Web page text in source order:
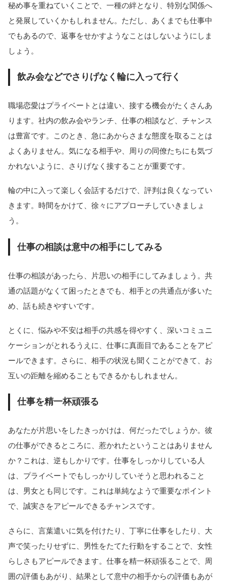
秘め事を重ねていくことで、一種の絆となり、特別な関係へ
と発展していくかもしれません。ただし、あくまでも仕事中
でもあるので、返事をせかすようなことはしないようにしま
しょう。
飲み会などでさりげなく輪に入って行く
職場恋愛はプライベートとは違い、接する機会がたくさんあ
ります。社内の飲み会やランチ、仕事の相談など、チャンス
は豊富です。このとき、急にあからさまな態度を取ることは
よくありません。気になる相手や、周りの同僚たちにも気づ
かれないように、さりげなく接することが重要です。
輪の中に入って楽しく会話するだけで、評判は良くなってい
きます。時間をかけて、徐々にアプローチしていきましょ
う。
仕事の相談は意中の相手にしてみる
仕事の相談があったら、片思いの相手にしてみましょう。共
通の話題がなくて困ったときでも、相手との共通点が多いた
め、話も続きやすいです。
とくに、悩みや不安は相手の共感を得やすく、深いコミュニ
ケーションがとれるうえに、仕事に真面目であることをアピ
ールできます。さらに、相手の状況も聞くことができて、お
互いの距離を縮めることもできるかもしれません。
仕事を精一杯頑張る
あなたが片思いをしたきっかけは、何だったでしょうか。彼
の仕事ができるところに、惹かれたということはありません
か？これは、逆もしかりです。仕事をしっかりしている人
は、プライベートでもしっかりしていそうと思われること
は、男女とも同じです。これは単純なようで重要なポイント
で、誠実さをアピールできるチャンスです。
さらに、言葉遣いに気を付けたり、丁寧に仕事をしたり、大
声で笑ったりせずに、男性をたてた行動をすることで、女性
らしさもアピールできます。仕事を精一杯頑張ることで、周
囲の評価もあがり、結果として意中の相手からの評価もあが